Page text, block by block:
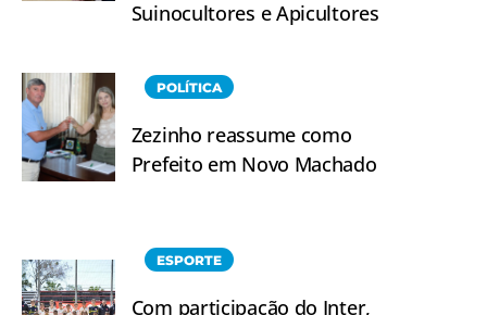
Suinocultores e Apicultores
POLÍTICA
Zezinho reassume como
Prefeito em Novo Machado
ESPORTE
Com participação do Inter,